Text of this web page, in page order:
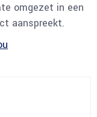
omgezet in een
aanspreekt.